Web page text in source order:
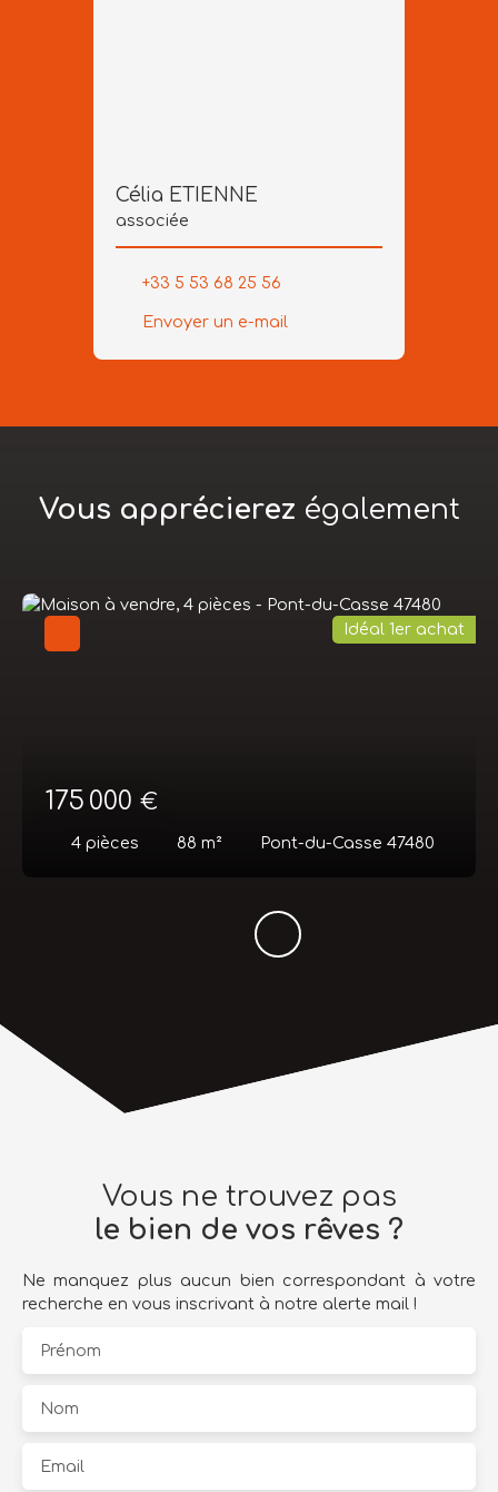
Célia ETIENNE
associée
+33 5 53 68 25 56
Envoyer un e-mail
Vous apprécierez également
175 000 €
4 pièces 88 m² Pont-du-Casse 47480
Idéal 1er achat
Vous ne trouvez pas
le bien de vos rêves ?
Ne manquez plus aucun bien correspondant à votre
recherche en vous inscrivant à notre alerte mail !
Prénom
Nom
Email